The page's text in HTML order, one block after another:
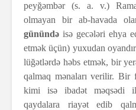
peyğəmbər (s. a. v.)
olmayan bir ab-havada
günündə isə gecələri ehya
etmək üçün) yuxudan
lüğətlərdə həbs etmək, bir
qalmaq mənaları verilir.
kimi isə ibadət məqsədi
qaydalara riayət edib